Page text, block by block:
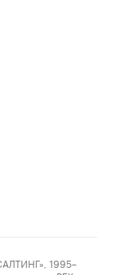
1995–